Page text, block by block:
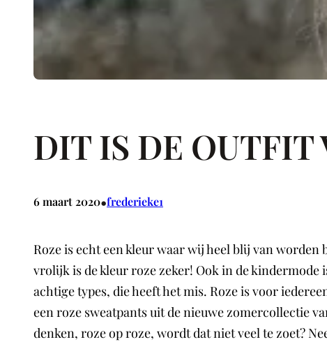
DIT IS DE OUTFIT
6 maart 2020•frederieke1
Roze is echt een kleur waar wij heel blij van
vrolijk is de kleur roze zeker! Ook in de kindermode
achtige types, die heeft het mis. Roze is voor
een roze sweatpants uit de nieuwe zomercollectie
denken, roze op roze, wordt dat niet veel te zoet?